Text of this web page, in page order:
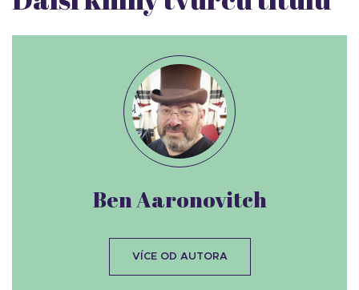
Ben Aaronovitch
VÍCE OD AUTORA